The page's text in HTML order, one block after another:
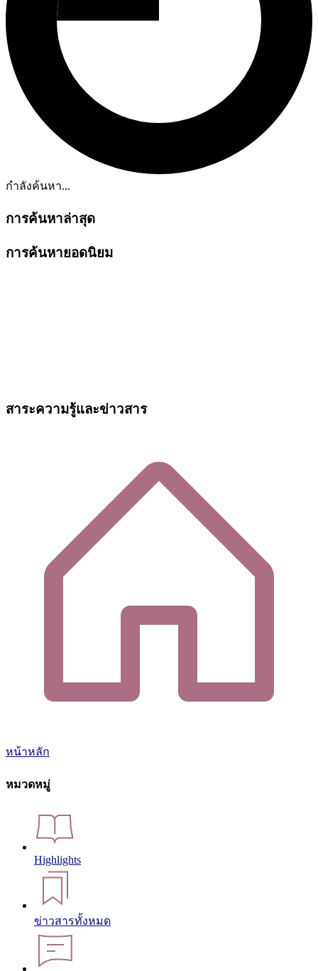
กำลังค้นหา...
การค้นหาล่าสุด
การค้นหายอดนิยม
สาระความรู้และข่าวสาร
หน้าหลัก
หมวดหมู่
Highlights
ข่าวสารทั้งหมด